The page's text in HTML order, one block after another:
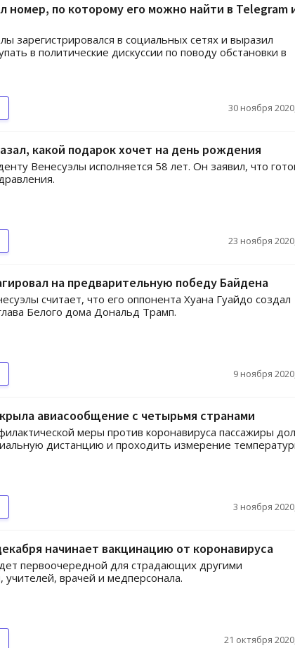
номер, по которому его можно найти в Telegram
зарегистрировался в социальных сетях и выразил
в политические дискуссии по поводу обстановки в
30 ноября
какой подарок хочет на день рождения
Венесуэлы исполняется 58 лет. Он заявил, что
23 ноября
на предварительную победу Байдена
считает, что его оппонента Хуана Гуайдо создал
Белого дома Дональд Трамп.
9 ноября
авиасообщение с четырьмя странами
меры против коронавируса пассажиры
дистанцию и проходить измерение
3 ноября
начинает вакцинацию от коронавируса
первоочередной для страдающих другими
учителей, врачей и медперсонала.
21 октября